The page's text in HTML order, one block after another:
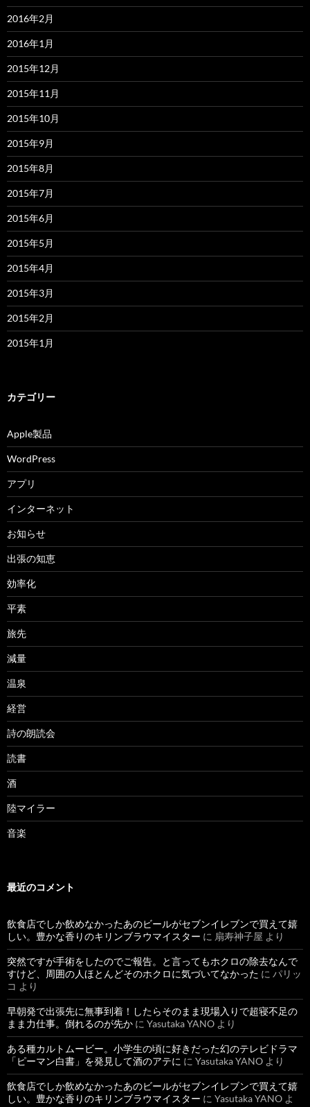
2016年2月
2016年1月
2015年12月
2015年11月
2015年10月
2015年9月
2015年8月
2015年7月
2015年6月
2015年5月
2015年4月
2015年3月
2015年2月
2015年1月
カテゴリー
Apple製品
WordPress
アプリ
インターネット
お知らせ
出張の知恵
効率化
平素
旅先
減量
温泉
経営
詩の朗読会
読書
酒
陸マイラー
音楽
最近のコメント
飲食店でしか飲めなかったあのビールがセブンイレブンで買えて嬉
しい。豊かな香りのキリンブラウマイスター に 扇寿神子屋 より
突然ですが手術をしたのでご報告。と言ってもホクロの除去なんで
すけど、周囲の人ほとんどそのホクロに気づいてなかった に パリッ
コ より
早朝発で出張先に無事到着！したらそのまま現場入りで超寝不足の
まま力仕事。倒れるのが先か に Yasutaka YANO より
ある種カルトムービー。小学生の頃に好きだった幻のテレビドラマ
「ピーマン白書」を発見して酒のアテに に Yasutaka YANO より
飲食店でしか飲めなかったあのビールがセブンイレブンで買えて嬉
しい。豊かな香りのキリンブラウマイスター に Yasutaka YANO よ